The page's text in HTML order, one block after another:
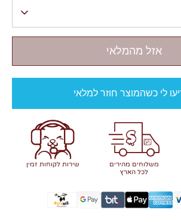
אזל מהמלאי
לי כשהמוצר חוזר למלאי
משלוחים מהירים
לכל הארץ
שירות לקוחות זמין